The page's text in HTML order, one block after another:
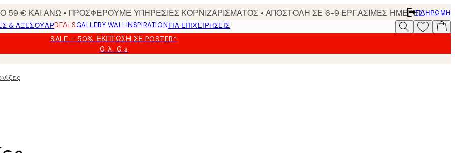
€ ΚΑΙ ΑΝΩ • ΠΡΟΣΦΕΡΟΥΜΕ ΥΠΗΡΕΣΙΕΣ ΚΟΡΝΙΖΑΡΙΣΜΑΤΟΣ • ΑΠΟΣΤΟΛΗ ΣΕ 6-9 ΕΡΓΑΣΙΜΕΣ ΗΜΕΡΕΣΠΛΗΡΩΜΉ
& ΑΞΕΣΟΥΆΡDEALSGALLERY WALLINSPIRATIONΓΙΑ ΕΠΙΧΕΙΡΗΣΕΙΣ
SALE - 50% ΈΚΠΤΩΣΗ ΣΕ POSTER*
0 λ. 0 s
Ισχύει